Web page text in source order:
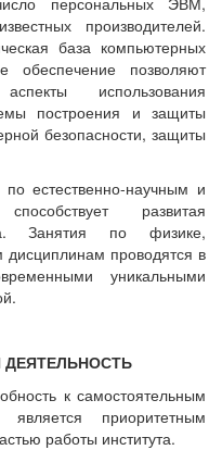
производителей.
база компьютерных
обеспечение позволяют
использования
построения и защиты
безопасности, защиты
по естественно-научным и
развитая
Занятия по физике,
проводятся в
уникальными
ДЕЯТЕЛЬНОСТЬ
к самостоятельным
приоритетным
работы института.